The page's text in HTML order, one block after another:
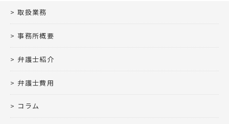
取扱業務
事務所概要
弁護士紹介
弁護士費用
コラム